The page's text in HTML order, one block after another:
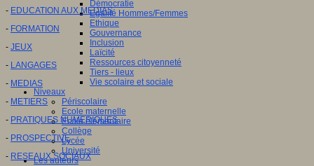
Démocratie
Egalité Hommes/Femmes
Ethique
Gouvernance
Inclusion
Laïcité
Ressources citoyenneté
Tiers - lieux
Vie scolaire et sociale
Niveaux
Périscolaire
Ecole maternelle
Ecole élémentaire
Collège
Lycée
Université
Les auteurs
- EDUCATION AUX MEDIAS
- FORMATION
- JEUX
- LANGAGES
- MEDIAS
- METIERS
- PRATIQUES NUMERIQUES
- PROSPECTIVE
- RESEAUX SOCIAUX